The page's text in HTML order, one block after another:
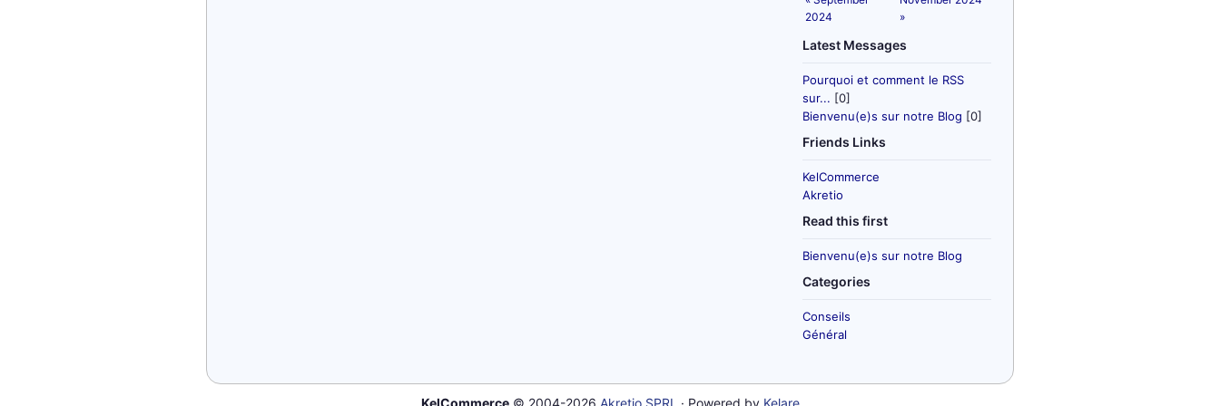
2024
»
Latest Messages
Pourquoi et comment le RSS
sur... [0]
Bienvenu(e)s sur notre Blog [0]
Friends Links
KelCommerce
Akretio
Read this first
Bienvenu(e)s sur notre Blog
Categories
Conseils
Général
KelCommerce© 2004-2026 Akretio SPRL · Powered by Kelare